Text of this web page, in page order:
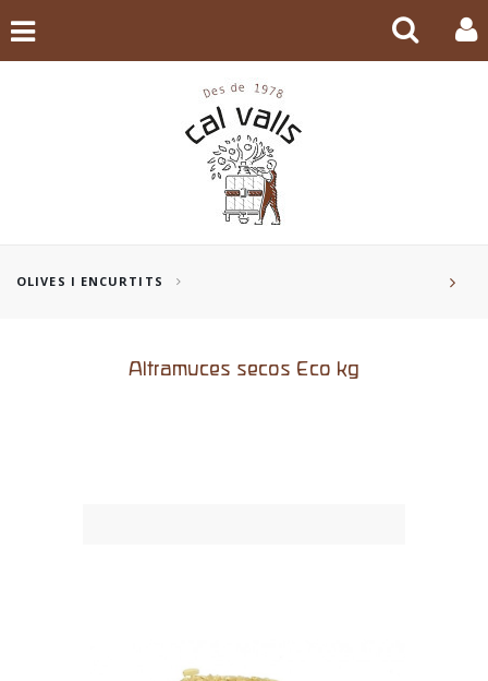
OLIVES I ENCURTITS
Altramuces secos Eco kg